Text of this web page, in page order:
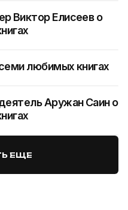
Виктор Елисеев о
любимых книгах
Аружан Саин о
ЕЩЕ